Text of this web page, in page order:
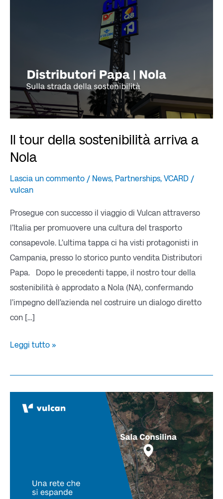
Il tour della sostenibilità arriva a
Nola
Lascia un commento / News, Partnerships, VCARD /
vulcan
Prosegue con successo il viaggio di Vulcan attraverso
l’Italia per promuovere una cultura del trasporto
consapevole. L’ultima tappa ci ha visti protagonisti in
Campania, presso lo storico punto vendita Distributori
Papa. Dopo le precedenti tappe, il nostro tour della
sostenibilità è approdato a Nola (NA), confermando
l’impegno dell’azienda nel costruire un dialogo diretto
con […]
Leggi tutto »
nostra
CONSILINA